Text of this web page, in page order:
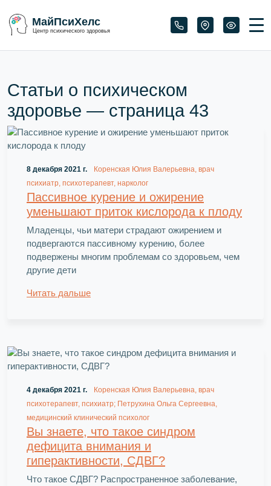
МайПсиХелс
Центр психического здоровья
Статьи о психическом
здоровье — страница 43
8 декабря 2021 г.
Коренская Юлия Валерьевна, врач
психиатр, психотерапевт, нарколог
Пассивное курение и ожирение
уменьшают приток кислорода к плоду
Младенцы, чьи матери страдают ожирением и
подвергаются пассивному курению, более
подвержены многим проблемам со здоровьем, чем
другие дети
Читать дальше
4 декабря 2021 г.
Коренская Юлия Валерьевна, врач
психотерапевт, психиатр; Петрухина Ольга Сергеевна,
медицинский клинический психолог
Вы знаете, что такое синдром
дефицита внимания и
гиперактивности, СДВГ?
Что такое СДВГ? Распространенное заболевание,